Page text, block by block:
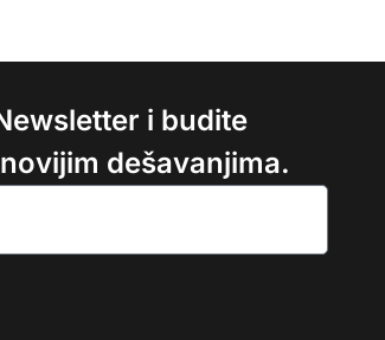
i budite
dešavanjima.